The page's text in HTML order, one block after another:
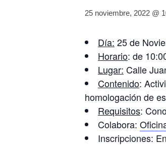
25 noviembre, 2022 @
Día: 25 de
Horario: de
Lugar: Calle
Contenido:
homologación de
Requisitos:
Colabora:
Inscripciones: